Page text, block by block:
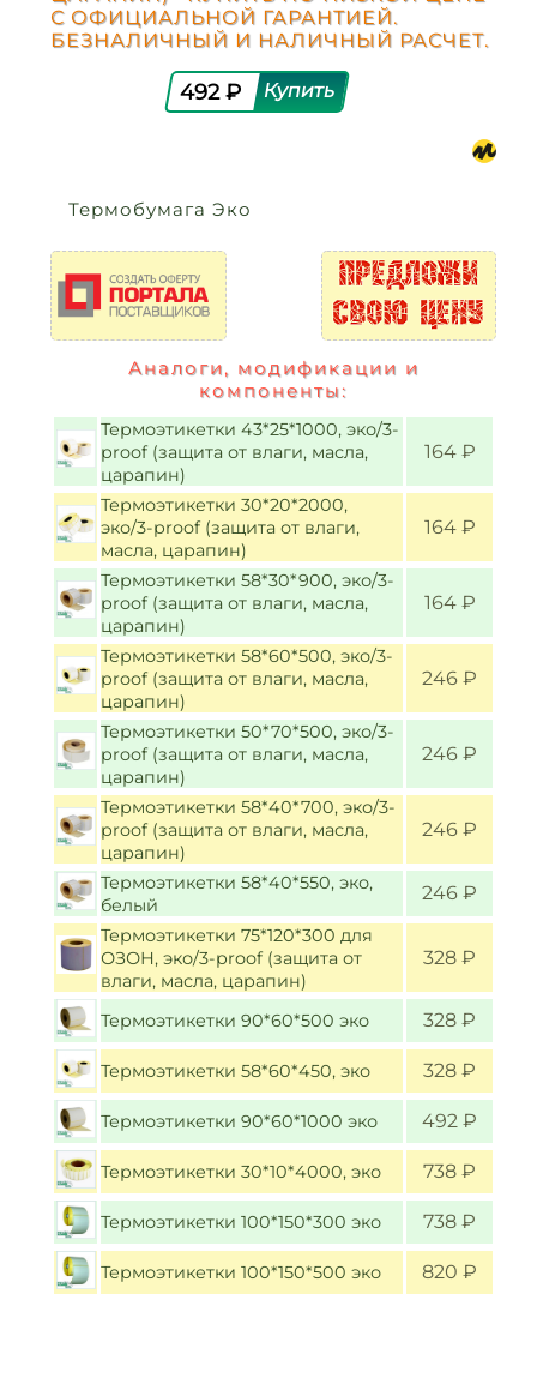
С ОФИЦИАЛЬНОЙ ГАРАНТИЕЙ.
БЕЗНАЛИЧНЫЙ И НАЛИЧНЫЙ РАСЧЕТ.
492 ₽
Термобумага Эко
Аналоги, модификации и
компоненты:
Термоэтикетки 43*25*1000, эко/3-
proof (защита от влаги, масла,
царапин)
164 ₽
Термоэтикетки 30*20*2000,
эко/3-proof (защита от влаги,
масла, царапин)
164 ₽
Термоэтикетки 58*30*900, эко/3-
proof (защита от влаги, масла,
царапин)
164 ₽
Термоэтикетки 58*60*500, эко/3-
proof (защита от влаги, масла,
царапин)
246 ₽
Термоэтикетки 50*70*500, эко/3-
proof (защита от влаги, масла,
царапин)
246 ₽
Термоэтикетки 58*40*700, эко/3-
proof (защита от влаги, масла,
царапин)
246 ₽
Термоэтикетки 58*40*550, эко,
белый
246 ₽
Термоэтикетки 75*120*300 для
ОЗОН, эко/3-proof (защита от
влаги, масла, царапин)
328 ₽
Термоэтикетки 90*60*500 эко 328 ₽
Термоэтикетки 58*60*450, эко 328 ₽
Термоэтикетки 90*60*1000 эко 492 ₽
Термоэтикетки 30*10*4000, эко 738 ₽
Термоэтикетки 100*150*300 эко 738 ₽
Термоэтикетки 100*150*500 эко 820 ₽